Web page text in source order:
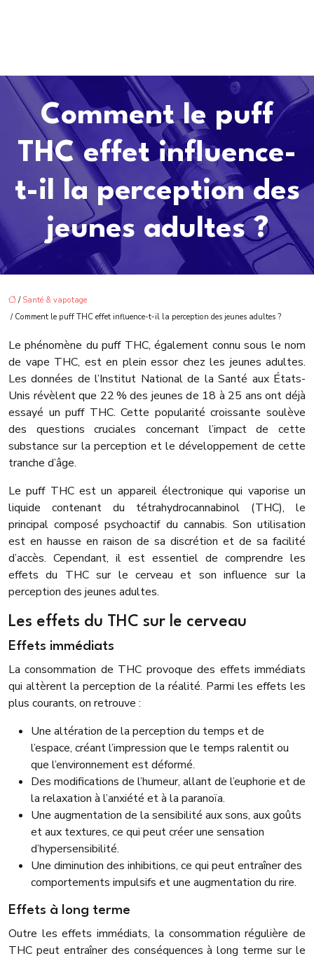
Comment le puff
THC effet influence-
t-il la perception des
jeunes adultes ?
/ Santé & vapotage
/ Comment le puff THC effet influence-t-il la perception des jeunes adultes ?
Le phénomène du puff THC, également connu sous le nom
de vape THC, est en plein essor chez les jeunes adultes.
Les données de l’Institut National de la Santé aux États-
Unis révèlent que 22 % des jeunes de 18 à 25 ans ont déjà
essayé un puff THC. Cette popularité croissante soulève
des questions cruciales concernant l’impact de cette
substance sur la perception et le développement de cette
tranche d’âge.
Le puff THC est un appareil électronique qui vaporise un
liquide contenant du tétrahydrocannabinol (THC), le
principal composé psychoactif du cannabis. Son utilisation
est en hausse en raison de sa discrétion et de sa facilité
d’accès. Cependant, il est essentiel de comprendre les
effets du THC sur le cerveau et son influence sur la
perception des jeunes adultes.
Les effets du THC sur le cerveau
Effets immédiats
La consommation de THC provoque des effets immédiats
qui altèrent la perception de la réalité. Parmi les effets les
plus courants, on retrouve :
Une altération de la perception du temps et de
l’espace, créant l’impression que le temps ralentit ou
que l’environnement est déformé.
Des modifications de l’humeur, allant de l’euphorie et de
la relaxation à l’anxiété et à la paranoïa.
Une augmentation de la sensibilité aux sons, aux goûts
et aux textures, ce qui peut créer une sensation
d’hypersensibilité.
Une diminution des inhibitions, ce qui peut entraîner des
comportements impulsifs et une augmentation du rire.
Effets à long terme
Outre les effets immédiats, la consommation régulière de
THC peut entraîner des conséquences à long terme sur le